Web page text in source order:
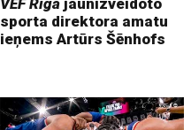
VEF Rīga jaunizveidoto
sporta direktora amatu
ieņems Artūrs Šēnhofs